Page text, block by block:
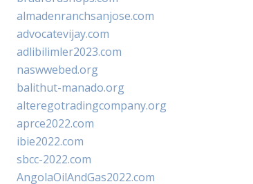
almadenranchsanjose.com
advocatevijay.com
adlibilimler2023.com
naswwebed.org
balithut-manado.org
alteregotradingcompany.org
aprce2022.com
ibie2022.com
sbcc-2022.com
AngolaOilAndGas2022.com